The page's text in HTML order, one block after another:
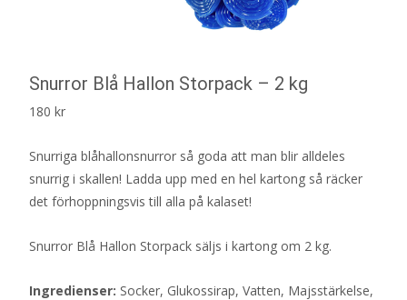
Snurror Blå Hallon Storpack – 2 kg
180 kr
Snurriga blåhallonsnurror så goda att man blir alldeles
snurrig i skallen! Ladda upp med en hel kartong så räcker
det förhoppningsvis till alla på kalaset!
Snurror Blå Hallon Storpack säljs i kartong om 2 kg.
Ingredienser: Socker, Glukossirap, Vatten, Majsstärkelse,